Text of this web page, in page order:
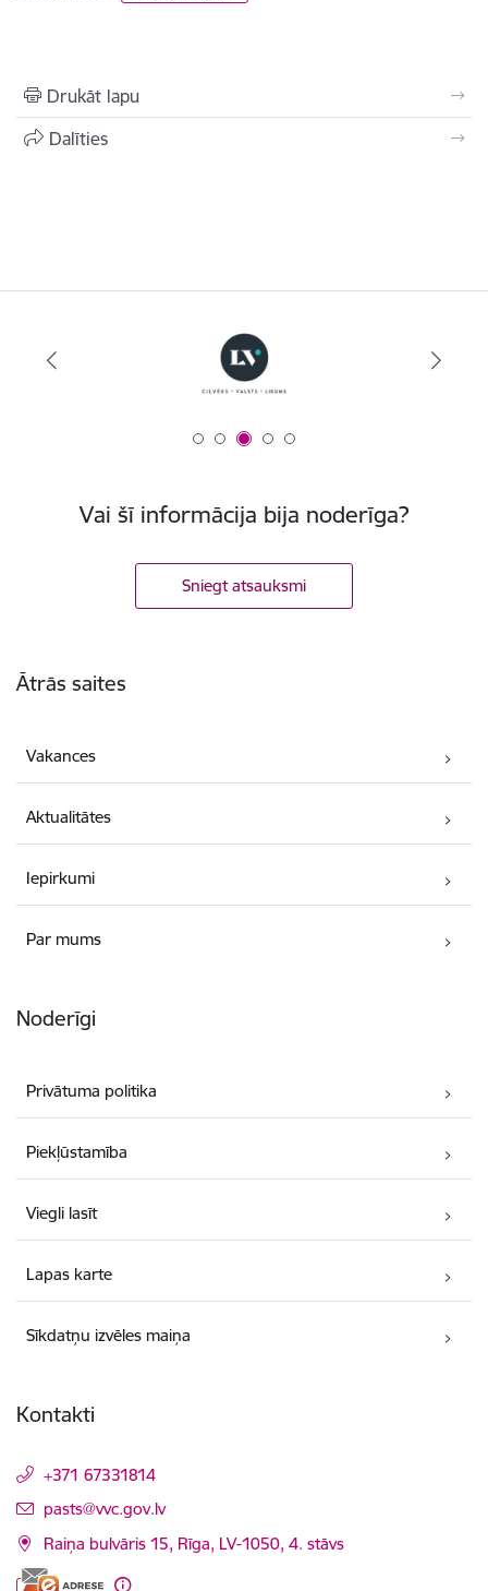
Drukāt lapu
Dalīties
Vai šī informācija bija noderīga?
Sniegt atsauksmi
Ātrās saites
Vakances
Aktualitātes
Iepirkumi
Par mums
Noderīgi
Privātuma politika
Piekļūstamība
Viegli lasīt
Lapas karte
Sīkdatņu izvēles maiņa
Kontakti
+371 67331814
E-pasts:
pasts@vvc.gov.lv
Raiņa bulvāris 15, Rīga, LV-1050, 4. stāvs